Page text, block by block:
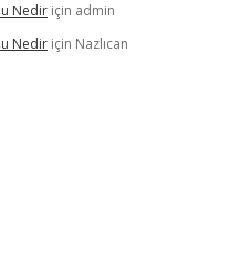
Nedir için admin
Nedir için Nazlıcan